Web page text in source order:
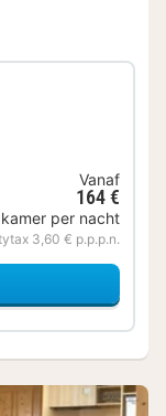
Vanaf
164 €
per nacht
3,60 € p.p.p.n.